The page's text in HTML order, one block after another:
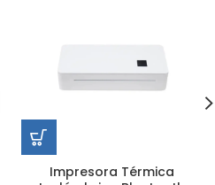
Impresora Térmica